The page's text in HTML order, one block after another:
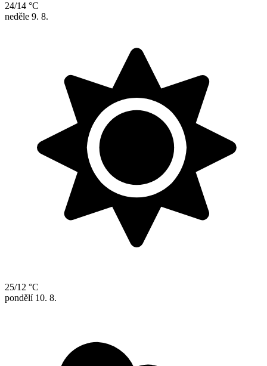
24/14 °C
neděle 9. 8.
25/12 °C
pondělí 10. 8.